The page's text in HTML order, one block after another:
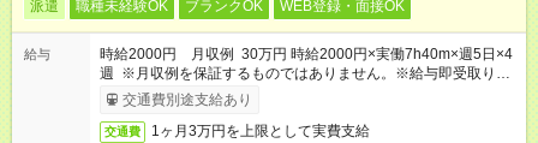
派遣 職種未経験OK ブランクOK WEB登録・面接OK
給与
時給2000円 月収例 30万円 時給2000円×実働7h40m×週5日×4
週 ※月収例を保証するものではありません。※給与即受取りサ
ービス利用可（利用条件有）
交通費別途支給あり
交通費 1ヶ月3万円を上限として実費支給